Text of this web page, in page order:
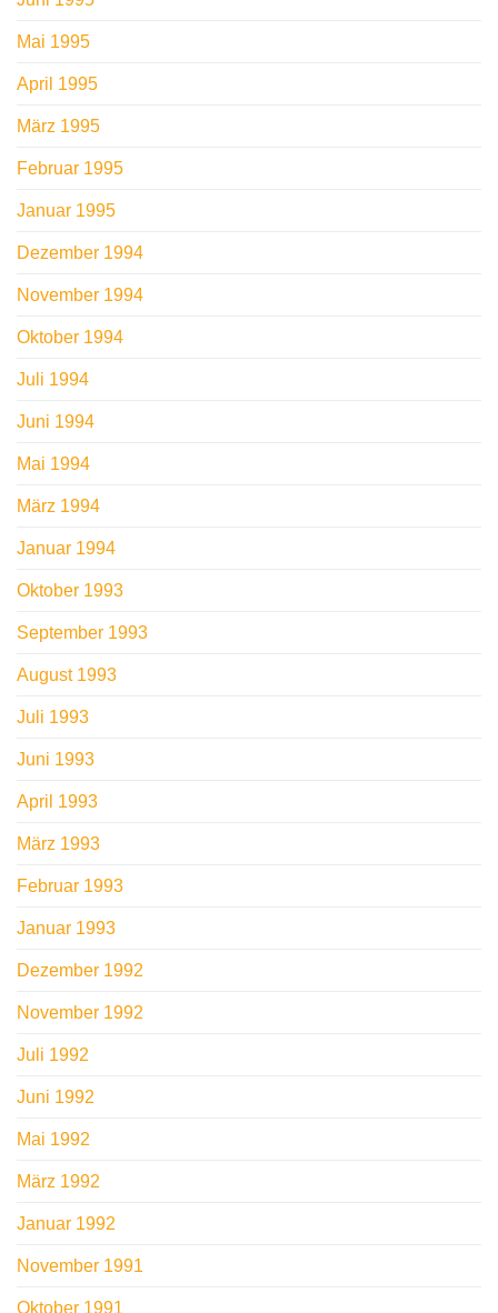
Mai 1995
April 1995
März 1995
Februar 1995
Januar 1995
Dezember 1994
November 1994
Oktober 1994
Juli 1994
Juni 1994
Mai 1994
März 1994
Januar 1994
Oktober 1993
September 1993
August 1993
Juli 1993
Juni 1993
April 1993
März 1993
Februar 1993
Januar 1993
Dezember 1992
November 1992
Juli 1992
Juni 1992
Mai 1992
März 1992
Januar 1992
November 1991
Oktober 1991